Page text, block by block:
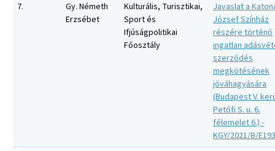
7.
Gy. Németh
Erzsébet
Kulturális, Turisztikai,
Sport és
Ifjúságpolitikai
Főosztály
Javaslat a
József Színház
részére történő
ingatlan
szerződés
megkötésének
jóváhagyására
(Budapest V.
Petőfi S. u. 6.
félemelet 6.) -
KGY/2021/B/E193